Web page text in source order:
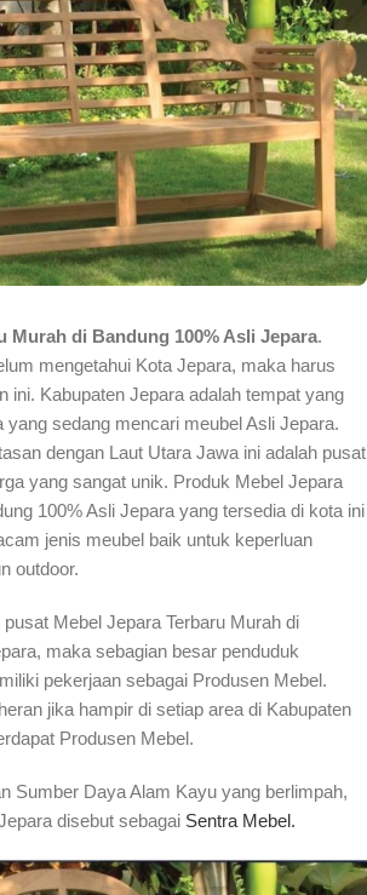
Murah di Bandung 100% Asli Jepara.
mengetahui Kota Jepara, maka harus
ini. Kabupaten Jepara adalah tempat yang
yang sedang mencari meubel Asli Jepara.
dengan Laut Utara Jawa ini adalah pusat
yang sangat unik. Produk Mebel Jepara
100% Asli Jepara yang tersedia di kota ini
jenis meubel baik untuk keperluan
outdoor.
Mebel Jepara Terbaru Murah di
maka sebagian besar penduduk
pekerjaan sebagai Produsen Mebel.
jika hampir di setiap area di Kabupaten
Produsen Mebel.
Sumber Daya Alam Kayu yang berlimpah,
disebut sebagai Sentra Mebel.